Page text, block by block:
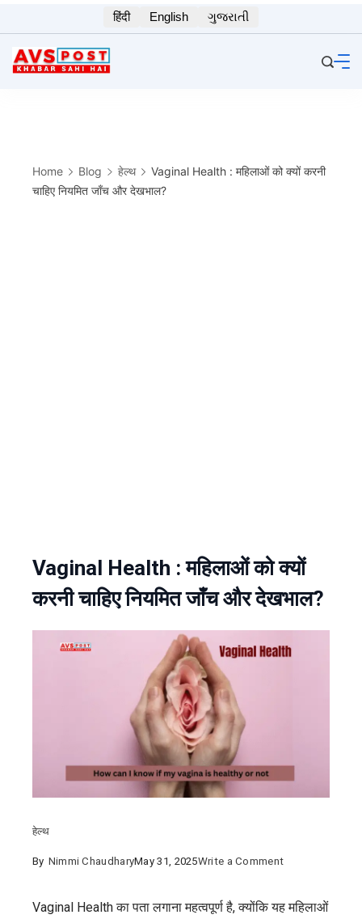
to
content
हिंदी English ગુજરાતી
Home Blog हेल्थ
Vaginal Health : महिलाओं को क्यों करनी
चाहिए नियमित जाँच और देखभाल?
Vaginal Health : महिलाओं को क्यों
करनी चाहिए नियमित जाँच और देखभाल?
हेल्थ
By Nimmi ChaudharyMay 31, 2025Write a Commenton
Health
Vaginal Health का पता लगाना महत्वपूर्ण है, क्योंकि यह महिलाओं